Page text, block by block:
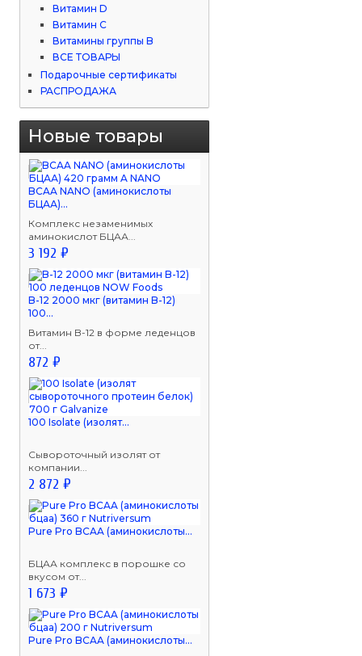
Витамин D
Витамин С
Витамины группы B
ВСЕ ТОВАРЫ
Подарочные сертификаты
РАСПРОДАЖА
Новые товары
BCAA NANO (аминокислоты
БЦАА)...
Комплекс незаменимых
аминокислот БЦАА...
3 192 ₽
B-12 2000 мкг (витамин B-12)
100...
Витамин B-12 в форме леденцов
от...
872 ₽
100 Isolate (изолят...
Сывороточный изолят от
компании...
2 872 ₽
Pure Pro BCAA (аминокислоты...
БЦАА комплекс в порошке со
вкусом от...
1 673 ₽
Pure Pro BCAA (аминокислоты...